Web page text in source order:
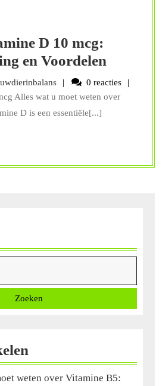
D 10 mcg:
en Voordelen
over
Belang,
uwdierinbalansuwdierinbalans
0 reacties
Alles wat u moet weten over
D is een essentiële[...]
Zoeken
weten over Vitamine B5: